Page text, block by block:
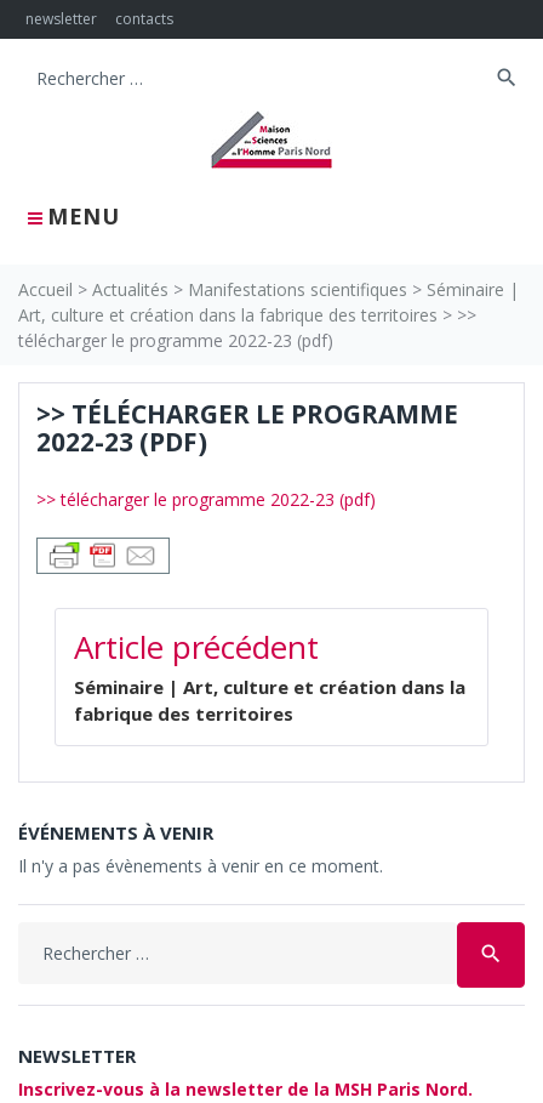
Skip
to
newsletter contacts
MENU
Search
search
Accueil > Actualités > Manifestations scientifiques > Séminaire |
Art, culture et création dans la fabrique des territoires > >>
télécharger le programme 2022-23 (pdf)
>> TÉLÉCHARGER LE PROGRAMME
2022-23 (PDF)
>> télécharger le programme 2022-23 (pdf)
NAVIGATION
DE
L’ARTICLE
Article précédent
Séminaire | Art, culture et création dans la
fabrique des territoires
ÉVÉNEMENTS À VENIR
Il n'y a pas évènements à venir en ce moment.
search
NEWSLETTER
Inscrivez-vous à la newsletter de la MSH Paris Nord.